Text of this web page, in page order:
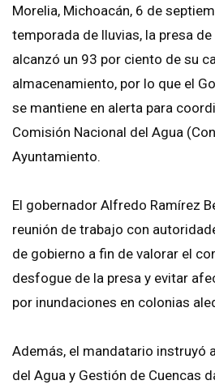
Morelia, Michoacán, 6 de
temporada de lluvias, la presa
alcanzó un 93 por ciento de su
almacenamiento, por lo que el
se mantiene en alerta para
Comisión Nacional del Agua
Ayuntamiento.
El gobernador Alfredo Ramírez
reunión de trabajo con
de gobierno a fin de valorar el
desfogue de la presa y evitar
por inundaciones en colonias
Además, el mandatario instruyó
del Agua y Gestión de Cuencas